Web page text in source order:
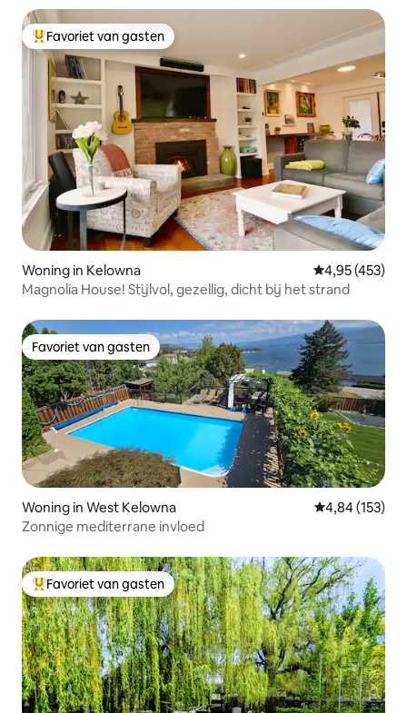
Topfavoriet van gasten
Favoriet van gasten
Woning in Kelowna Gemiddelde
4,95 (453)
Magnolia House! Stijlvol, gezellig, dicht bij het strand
Favoriet van gasten
Favoriet van gasten
Woning in West Kelowna Gemiddelde
4,84 (153)
Zonnige mediterrane invloed
Topfavoriet van gasten
Favoriet van gasten